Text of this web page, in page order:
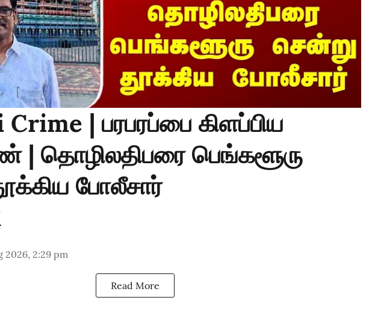
| பரபரப்பை கிளப்பிய
தொழிலதிபரை பெங்களூரு
போலீசார்
2026, 2:29 pm
Read More